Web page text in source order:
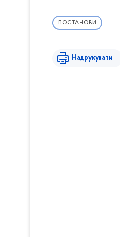
ПОСТАНОВИ
Надрукувати